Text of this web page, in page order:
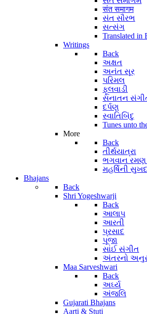
संत समागम
સંત સૌરભ
સત્સંગ
Translated in
Writings
Back
અક્ષત
અનંત સૂર
પરિમલ
ફૂલવાડી
સનાતન
દર્પણ
સ્વાતિબિંદુ
Tunes unto
More
Back
તીર્થયાત્રા
ભગવાન રમણ
મહર્ષિની
Bhajans
Back
Shri Yogeshwarji
Back
આલાપ
આરતી
પ્રસાદ
પૂજા
સાંઈ સંગીત
અંતરનો
Maa Sarveshwari
Back
અર્ઘ્ય
અંજલિ
Gujarati Bhajans
Aarti & Stuti